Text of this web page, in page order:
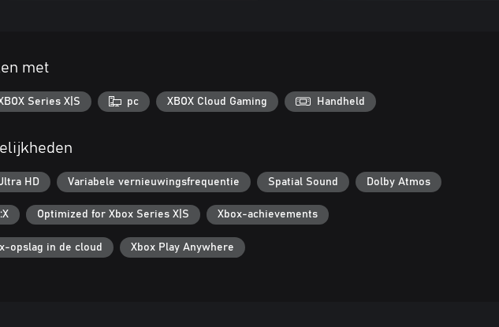
met
Series X|S pc XBOX Cloud Gaming Handheld
HD Variabele vernieuwingsfrequentie Spatial Sound Dolby Atmos
Optimized for Xbox Series X|S Xbox-achievements
opslag in de cloud Xbox Play Anywhere